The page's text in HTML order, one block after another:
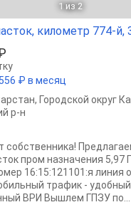
1 из 2
километр 774-й,
₽ в месяц
, Городской округ
р-н
собственника!
пром назначения 5,97
16:15:121101:я линия
трафик -
ВРИ Вышлем ГПЗУ по...